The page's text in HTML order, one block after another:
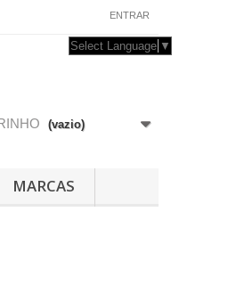
ENTRAR
Select Language ▼
(vazio)
MARCAS